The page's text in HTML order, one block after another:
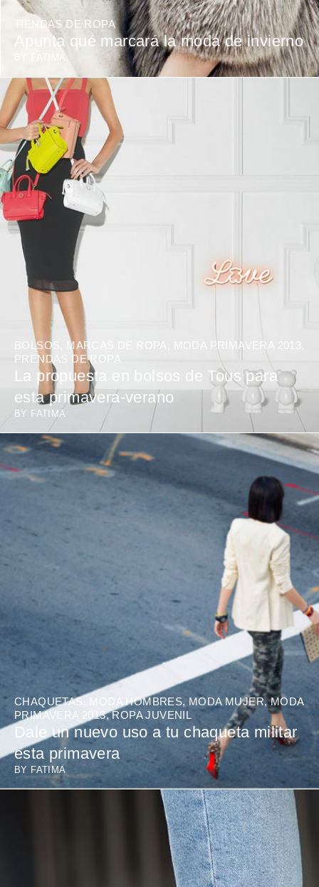
TIENDAS DE ROPA
Apunta qué marcará la moda de invierno
FATIMA
BOLSOS MARCAS DE ROPA MODA PRIMAVERA 2013
PRENDAS DE ROPA
La propuesta en bolsos de Tous para
esta primavera-verano
BY FATIMA
CHAQUETAS MODA HOMBRES, MODA MUJER,MODA
PRIMAVERA 2013,ROPA JUVENIL
Dale un nuevo uso a tu chaqueta militar
esta primavera
BY FATIMA